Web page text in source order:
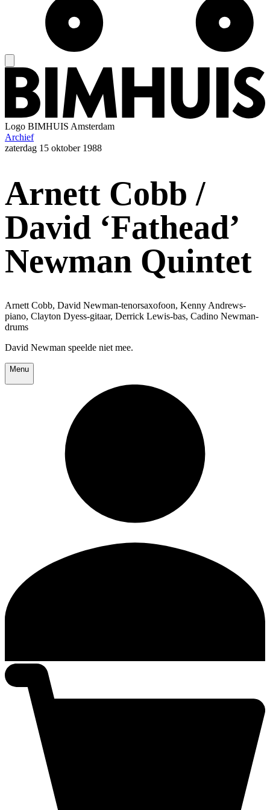
Logo BIMHUIS Amsterdam
Archief
zaterdag 15 oktober 1988
Arnett Cobb /
David ‘Fathead’
Newman Quintet
Arnett Cobb, David Newman-tenorsaxofoon, Kenny Andrews-
piano, Clayton Dyess-gitaar, Derrick Lewis-bas, Cadino Newman-
drums
David Newman speelde niet mee.
Menu